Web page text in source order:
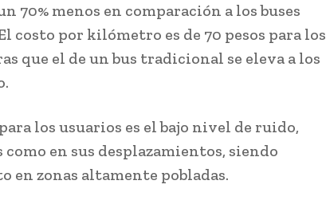
70% menos en comparación a los buses
costo por kilómetro es de 70 pesos para los
que el de un bus tradicional se eleva a los
los usuarios es el bajo nivel de ruido,
en sus desplazamientos, siendo
en zonas altamente pobladas.